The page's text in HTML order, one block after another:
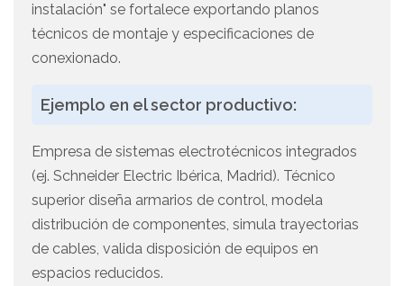
instalación" se fortalece exportando planos
técnicos de montaje y especificaciones de
conexionado.
Ejemplo en el sector productivo:
Empresa de sistemas electrotécnicos integrados
(ej. Schneider Electric Ibérica, Madrid). Técnico
superior diseña armarios de control, modela
distribución de componentes, simula trayectorias
de cables, valida disposición de equipos en
espacios reducidos.